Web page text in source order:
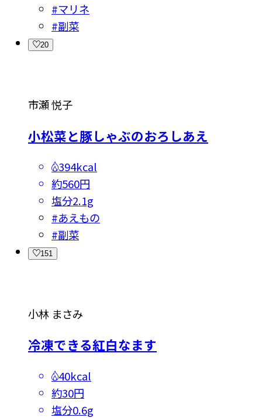
#マリネ
#副菜
20
市瀬 悦子
小松菜と豚しゃぶのおろしあえ
394kcal
約560円
塩分2.1g
#あえもの
#副菜
151
小林 まさみ
冷凍できる紅白なます
40kcal
約30円
塩分0.6g